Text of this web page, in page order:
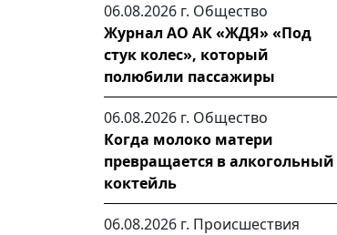
06.08.2026 г. Общество
Журнал АО АК «ЖДЯ» «Под
стук колес», который
полюбили пассажиры
06.08.2026 г. Общество
Когда молоко матери
превращается в алкогольный
коктейль
06.08.2026 г. Происшествия